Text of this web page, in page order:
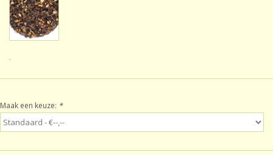
BeppeDeli en 8tea1
Contact
Sale!
Laatste kans!
Maak een keuze: *